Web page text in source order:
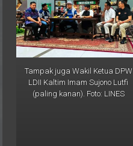
Tampak juga Wakil Ketua DPW
LDII Kaltim Imam Sujono Lutfi
(paling kanan). Foto: LINES